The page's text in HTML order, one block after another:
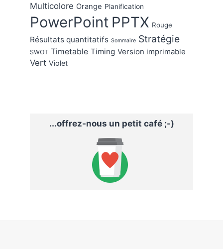
Multicolore Orange Planification
PowerPoint PPTX Rouge
Résultats quantitatifs Sommaire Stratégie
SWOT Timetable Timing Version imprimable
Vert Violet
...offrez-nous un petit café ;-)